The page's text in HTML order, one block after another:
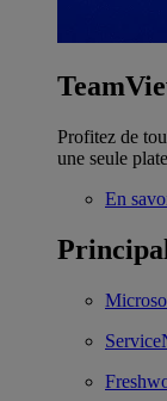
Profitez de
une seule
En